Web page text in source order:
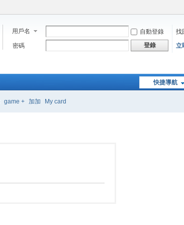
用戶名 自動登錄
找
密碼
登錄 立
快捷導航
game + 加加 My card